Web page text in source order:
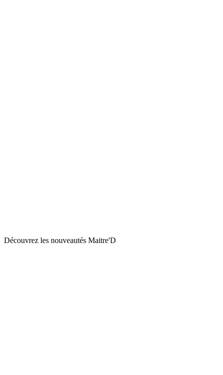
Découvrez les nouveautés Maitre'D